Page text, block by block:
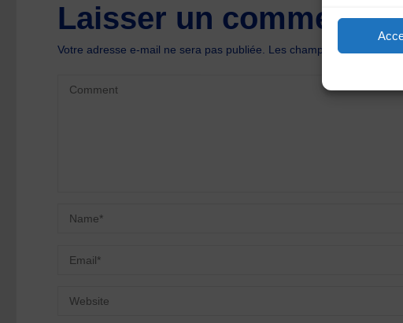
Laisser un
Votre adresse e-mail ne sera pas publiée. Les champs obligatoires